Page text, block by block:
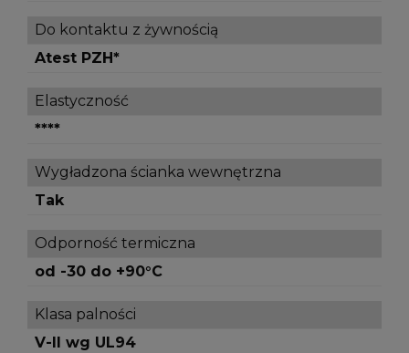
Do kontaktu z żywnością
Atest PZH*
Elastyczność
****
Wygładzona ścianka wewnętrzna
Tak
Odporność termiczna
od -30 do +90°C
Klasa palności
V-II wg UL94